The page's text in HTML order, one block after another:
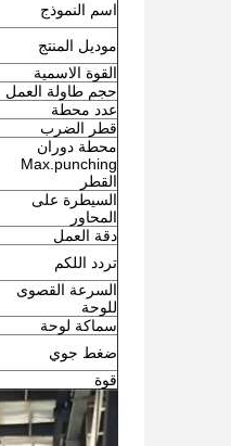
اسم النموذج
موديل المنتج
القوة الاسمية
حجم طاولة العمل
عدد محطة
قطر الضرب
محطة دوران
Max.punching
القطر
السيطرة على
المحاور
دقة العمل
تردد اللكم
السرعة القصوى
للوحة
سماكة لوحة
ضغط جوي
قوة